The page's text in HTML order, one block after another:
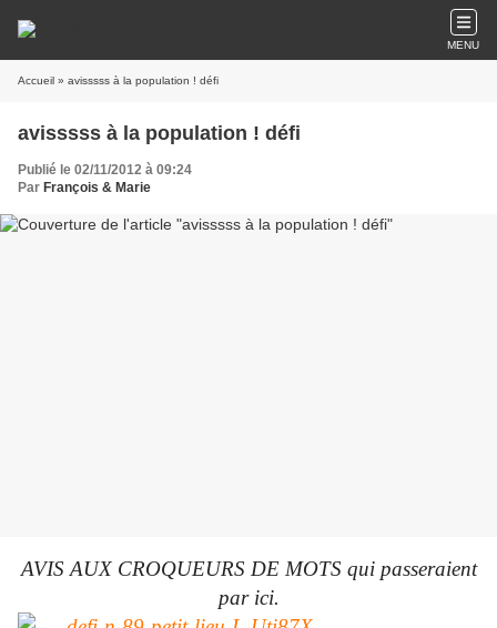
MENU
Accueil » avisssss à la population ! défi
avisssss à la population ! défi
Publié le 02/11/2012 à 09:24
Par François & Marie
AVIS AUX CROQUEURS DE MOTS qui passeraient
par ici.